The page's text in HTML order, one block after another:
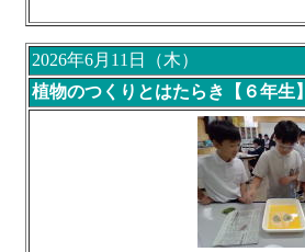
2026年6月11日（木）
植物のつくりとはたらき【６年生】